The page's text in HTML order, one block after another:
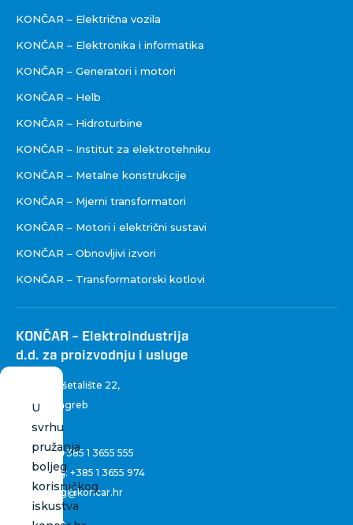
KONČAR – Električna vozila
KONČAR – Elektronika i informatika
KONČAR – Generatori i motori
KONČAR – Helb
KONČAR – Hidroturbine
KONČAR – Institut za elektrotehniku
KONČAR – Metalne konstrukcije
KONČAR – Mjerni transformatori
KONČAR – Motori i električni sustavi
KONČAR – Obnovljivi izvori
KONČAR – Transformatorski kotlovi
KONČAR – Elektroindustrija
d.d. za proizvodnju i usluge
Fallerovo šetalište 22,
10 000 Zagreb
Hrvatska
Centrala:+385 1 3655 555
Marketing: +385 1 3655 974
marketing@koncar.hr
U
svrhu
pružanja
boljeg
korisničkog
iskustva